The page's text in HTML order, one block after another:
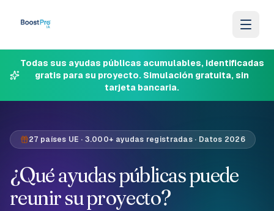
Todas sus ayudas públicas acumulables, identificadas
gratis para su proyecto. Simulación gratuita, sin
tarjeta bancaria.
27 países UE · 3.000+ ayudas registradas · Datos 2026
¿Qué ayudas públicas puede
reunir su proyecto?